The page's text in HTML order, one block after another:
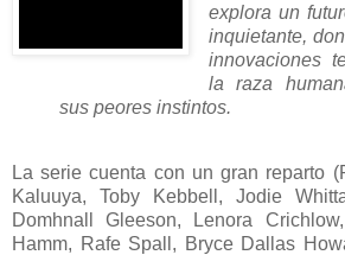
explora un
inquietante,
innovaciones
la raza
sus peores instintos.
La serie cuenta con un gran reparto
Kaluuya, Toby Kebbell, Jodie
Domhnall Gleeson, Lenora
Hamm, Rafe Spall, Bryce Dallas